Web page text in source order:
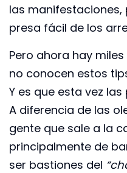
las
presa fácil de los
Pero ahora hay
no conocen estos
Y es que esta vez
A diferencia de las
gente que sale a la
principalmente de
ser bastiones del